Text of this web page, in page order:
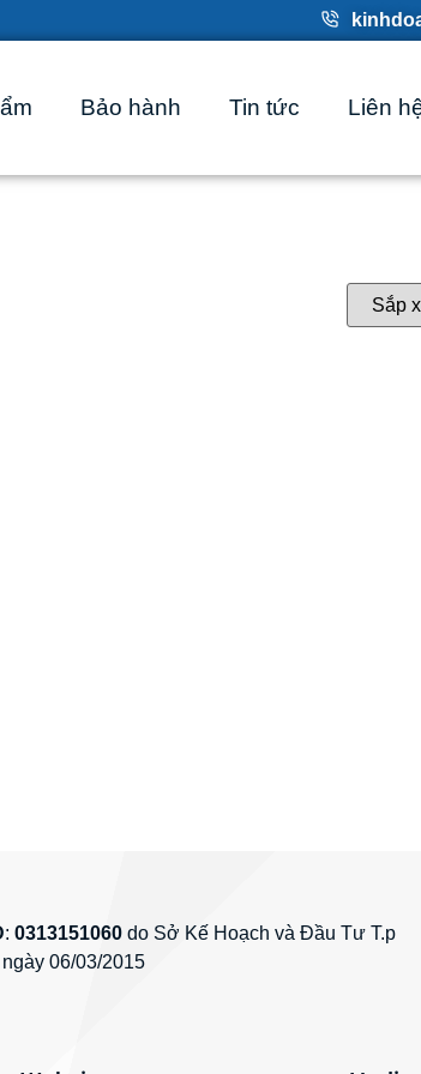
Bảo hành Tin tức Liên
:0313151060 do Sở Kế Hoạch và Đầu Tư T.p
06/03/2015